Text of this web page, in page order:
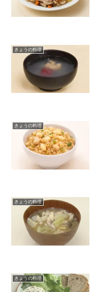
きょうの料理
きょうの料理
きょうの料理
きょうの料理